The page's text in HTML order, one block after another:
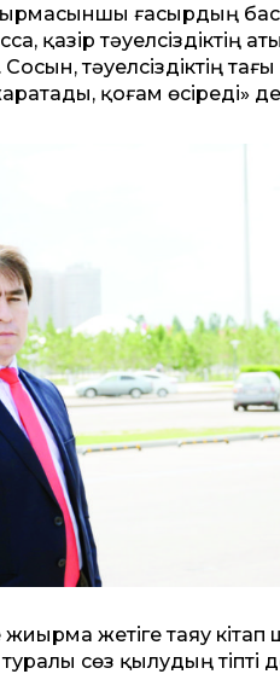
ғасырдың
қазір тәуелсіздіктің
тәуелсіздіктің
қоғам өсіреді»
жетіге таяу
сөз қылудың тіпті